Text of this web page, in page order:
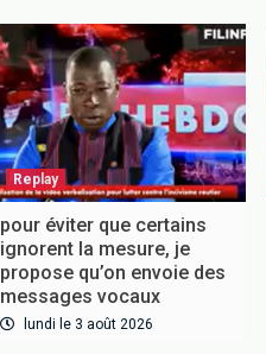
Replay
pour éviter que certains
ignorent la mesure, je
propose qu’on envoie des
messages vocaux
lundi le 3 août 2026